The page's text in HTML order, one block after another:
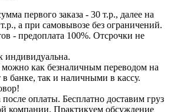
первого заказа - 30 т.р., далее на
а при самовывозе без ограничений.
- предоплата 100%. Отсрочки не
индивидуальна.
можно как безналичным переводом на
в банке, так и наличными в кассу.
после оплаты. Бесплатно доставим груз
компании. Практикуем обсуждение